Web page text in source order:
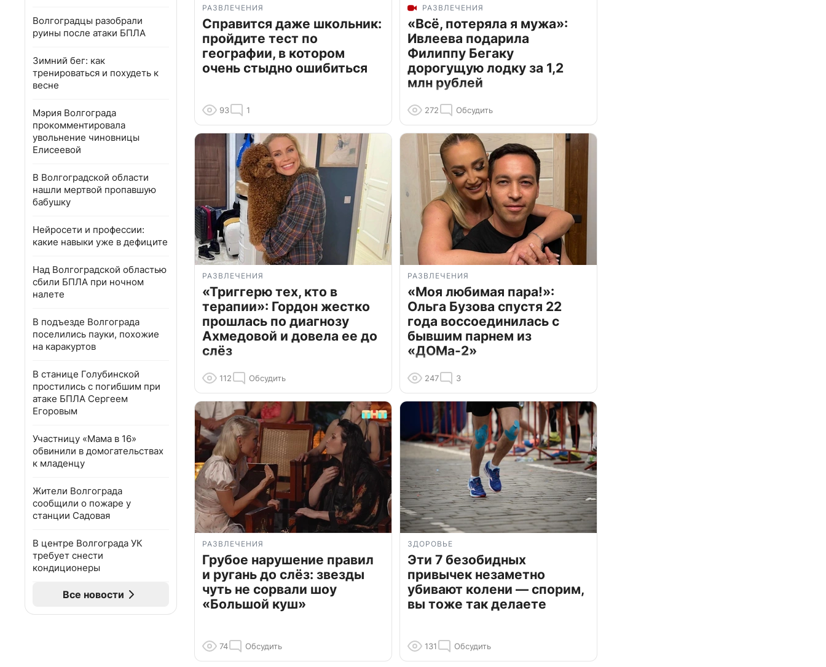
Волгоградцы разобрали
руины после атаки БПЛА
Зимний бег: как
тренироваться и похудеть к
весне
Мэрия Волгограда
прокомментировала
увольнение чиновницы
Елисеевой
В Волгоградской области
нашли мертвой пропавшую
бабушку
Нейросети и профессии:
какие навыки уже в дефиците
Над Волгоградской областью
сбили БПЛА при ночном
налете
В подъезде Волгограда
поселились пауки, похожие
на каракуртов
В станице Голубинской
простились с погибшим при
атаке БПЛА Сергеем
Егоровым
Участницу «Мама в 16»
обвинили в домогательствах
к младенцу
Жители Волгограда
сообщили о пожаре у
станции Садовая
В центре Волгограда УК
требует снести
кондиционеры
Все новости
РАЗВЛЕЧЕНИЯ
Справится даже школьник:
пройдите тест по
географии, в котором
очень стыдно ошибиться
93 1
РАЗВЛЕЧЕНИЯ
«Всё, потеряла я мужа»:
Ивлеева подарила
Филиппу Бегаку
дорогущую лодку за 1,2
млн рублей
272 Обсудить
РАЗВЛЕЧЕНИЯ
«Триггерю тех, кто в
терапии»: Гордон жестко
прошлась по диагнозу
Ахмедовой и довела ее до
слёз
112 Обсудить
РАЗВЛЕЧЕНИЯ
«Моя любимая пара!»:
Ольга Бузова спустя 22
года воссоединилась с
бывшим парнем из
«ДОМа-2»
247 3
РАЗВЛЕЧЕНИЯ
Грубое нарушение правил
и ругань до слёз: звезды
чуть не сорвали шоу
«Большой куш»
74 Обсудить
ЗДОРОВЬЕ
Эти 7 безобидных
привычек незаметно
убивают колени — спорим,
вы тоже так делаете
131 Обсудить